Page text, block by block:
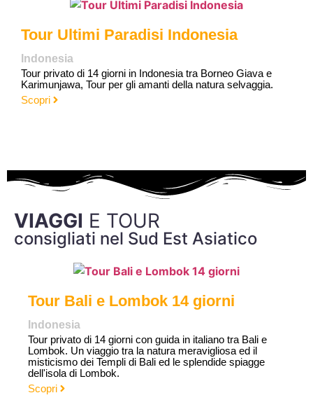
Tour Ultimi Paradisi Indonesia
Indonesia
Tour privato di 14 giorni in Indonesia tra Borneo Giava e
Karimunjawa, Tour per gli amanti della natura selvaggia.
Scopri
VIAGGI E TOUR
consigliati nel Sud Est Asiatico
Tour Bali e Lombok 14 giorni
Indonesia
Tour privato di 14 giorni con guida in italiano tra Bali e
Lombok. Un viaggio tra la natura meravigliosa ed il
misticismo dei Templi di Bali ed le splendide spiagge
dell'isola di Lombok.
Scopri